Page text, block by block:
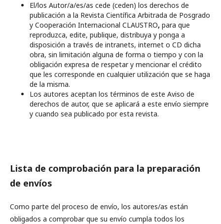
El/los Autor/a/es/as cede (ceden) los derechos de
publicación a la Revista Científica Arbitrada de Posgrado
y Cooperación Internacional CLAUSTRO, para que
reproduzca, edite, publique, distribuya y ponga a
disposición a través de intranets, internet o CD dicha
obra, sin limitación alguna de forma o tiempo y con la
obligación expresa de respetar y mencionar el crédito
que les corresponde en cualquier utilización que se haga
de la misma.
Los autores aceptan los términos de este Aviso de
derechos de autor, que se aplicará a este envío siempre
y cuando sea publicado por esta revista.
Lista de comprobación para la preparación
de envíos
Como parte del proceso de envío, los autores/as están
obligados a comprobar que su envío cumpla todos los